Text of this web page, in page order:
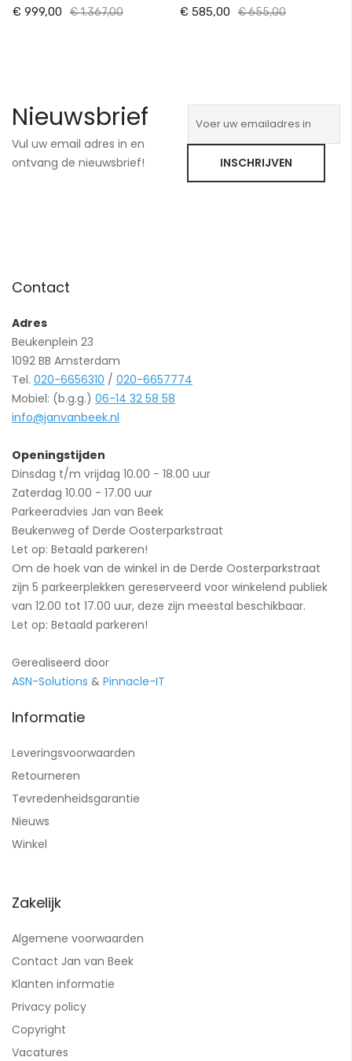
€ 999,00 € 1.367,00 € 585,00 € 655,00
Nieuwsbrief
Vul uw email adres in en
ontvang de nieuwsbrief!
INSCHRIJVEN
Contact
Adres
Beukenplein 23
1092 BB Amsterdam
Tel. 020-6656310 / 020-6657774
Mobiel: (b.g.g.) 06-14 32 58 58
info@janvanbeek.nl
Openingstijden
Dinsdag t/m vrijdag 10.00 - 18.00 uur
Zaterdag 10.00 - 17.00 uur
Parkeeradvies Jan van Beek
Beukenweg of Derde Oosterparkstraat
Let op: Betaald parkeren!
Om de hoek van de winkel in de Derde Oosterparkstraat
zijn 5 parkeerplekken gereserveerd voor winkelend publiek
van 12.00 tot 17.00 uur, deze zijn meestal beschikbaar.
Let op: Betaald parkeren!
Gerealiseerd door
ASN-Solutions & Pinnacle-IT
Informatie
Leveringsvoorwaarden
Retourneren
Tevredenheidsgarantie
Nieuws
Winkel
Zakelijk
Algemene voorwaarden
Contact Jan van Beek
Klanten informatie
Privacy policy
Copyright
Vacatures